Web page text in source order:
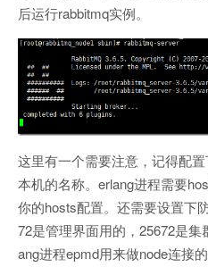
后运行rabbitmq实例。
这里有一个需要注意，记得配
本机的名称。erlang进程需要
你的hosts配置。还需要设置下
72是管理界面用的，25672是
ang进程epmd用来做node连接的